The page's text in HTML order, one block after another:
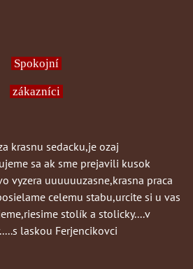
Spokojní
zákazníci
krasnu sedacku,je ozaj
sa ak sme prejavili kusok
vyzera uuuuuuzasne,krasna praca
celemu stabu,urcite si u vas
stolík a stolicky....v
laskou Ferjencikovci